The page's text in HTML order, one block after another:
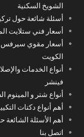
الشويخ السكنية
أسئلة شائعة حول
أسعار فني ستلايت
أسعار مقوي سيرفس
الكويت
أنواع الخدمات
فينشر
أنواع شتر و المينوم
أهم أنواع دكتات
أهم الأسئلة
اتصل بنا